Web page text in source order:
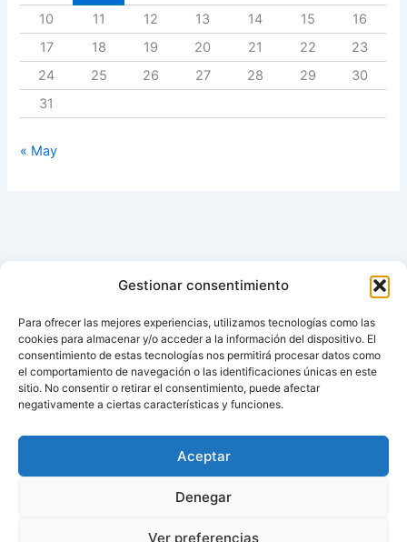
Gestionar consentimiento
Para ofrecer las mejores experiencias, utilizamos tecnologías como las
cookies para almacenar y/o acceder a la información del dispositivo. El
consentimiento de estas tecnologías nos permitirá procesar datos como
el comportamiento de navegación o las identificaciones únicas en este
sitio. No consentir o retirar el consentimiento, puede afectar
negativamente a ciertas características y funciones.
Aceptar
Denegar
Ver preferencias
10
11 12 13 14 15
16
17
18 19 20 21 22
23
24
25 26 27 28 29
30
31
« May
Contacto